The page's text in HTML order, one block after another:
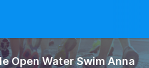
Open Water Swim Anna